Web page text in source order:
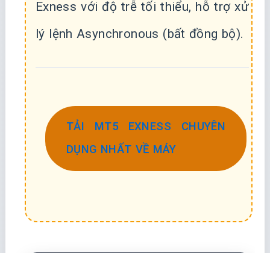
Exness với độ trễ tối thiểu, hỗ trợ xử
lý lệnh Asynchronous (bất đồng bộ).
TẢI MT5 EXNESS CHUYÊN
DỤNG NHẤT VỀ MÁY